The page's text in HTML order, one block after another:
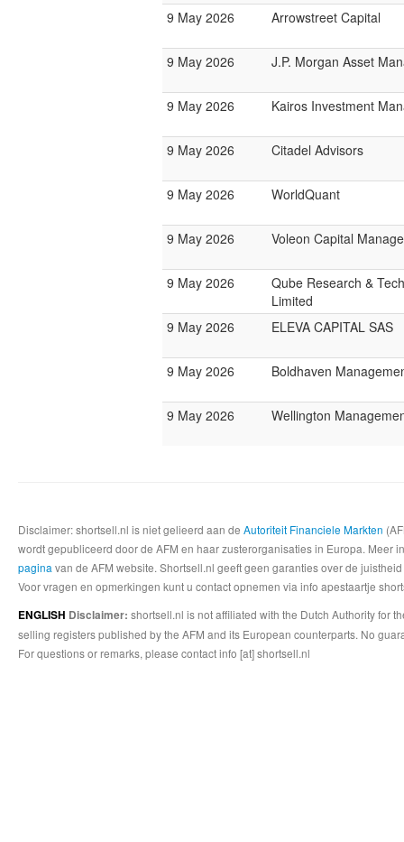
9 May 2026 Arrowstreet Capital
9 May 2026 J.P. Morgan Asset
9 May 2026 Kairos Investment
9 May 2026 Citadel Advisors
9 May 2026 WorldQuant
9 May 2026 Voleon Capital
9 May 2026
Qube Research &
Limited
9 May 2026
ELEVA CAPITAL SAS
9 May 2026 Boldhaven
9 May 2026 Wellington
Disclaimer: shortsell.nl is niet gelieerd aan de Autoriteit Financiele Markten
wordt gepubliceerd door de AFM en haar zusterorganisaties in Europa.
pagina van de AFM website. Shortsell.nl geeft geen garanties over de
Voor vragen en opmerkingen kunt u contact opnemen via info apestaartje
ENGLISH Disclaimer: shortsell.nl is not affiliated with the Dutch Authority for
selling registers published by the AFM and its European counterparts. No
For questions or remarks, please contact info [at] shortsell.nl